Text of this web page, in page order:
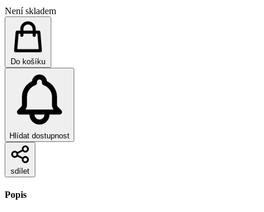
Není skladem
Do košíku
Hlídat dostupnost
sdílet
Popis